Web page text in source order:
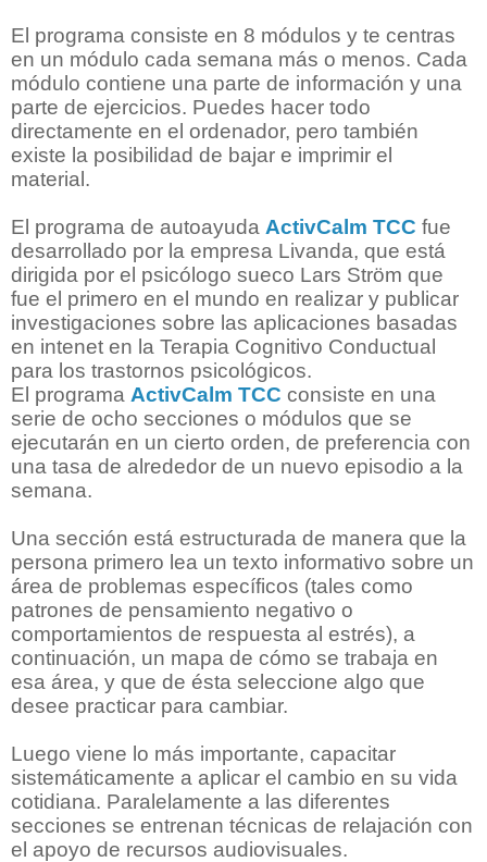
El programa consiste en 8 módulos y te centras
en un módulo cada semana más o menos. Cada
módulo contiene una parte de información y una
parte de ejercicios. Puedes hacer todo
directamente en el ordenador, pero también
existe la posibilidad de bajar e imprimir el
material.
El programa de autoayuda ActivCalm TCC fue
desarrollado por la empresa Livanda, que está
dirigida por el psicólogo sueco Lars Ström que
fue el primero en el mundo en realizar y publicar
investigaciones sobre las aplicaciones basadas
en intenet en la Terapia Cognitivo Conductual
para los trastornos psicológicos.
El programa ActivCalm TCC consiste en una
serie de ocho secciones o módulos que se
ejecutarán en un cierto orden, de preferencia con
una tasa de alrededor de un nuevo episodio a la
semana.
Una sección está estructurada de manera que la
persona primero lea un texto informativo sobre un
área de problemas específicos (tales como
patrones de pensamiento negativo o
comportamientos de respuesta al estrés), a
continuación, un mapa de cómo se trabaja en
esa área, y que de ésta seleccione algo que
desee practicar para cambiar.
Luego viene lo más importante, capacitar
sistemáticamente a aplicar el cambio en su vida
cotidiana. Paralelamente a las diferentes
secciones se entrenan técnicas de relajación con
el apoyo de recursos audiovisuales.